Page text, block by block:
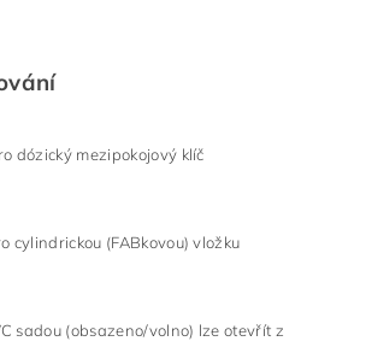
dózický mezipokojový klíč
cylindrickou (FABkovou) vložku
sadou (obsazeno/volno) lze otevřít z